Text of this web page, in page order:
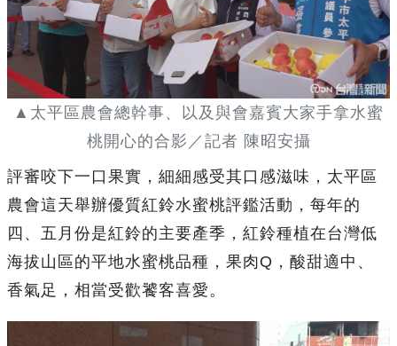
▲太平區農會總幹事、以及與會嘉賓大家手拿水蜜
桃開心的合影／記者 陳昭安攝
評審咬下一口果實，細細感受其口感滋味，太平區
農會這天舉辦優質紅鈴水蜜桃評鑑活動，每年的
四、五月份是紅鈴的主要產季，紅鈴種植在台灣低
海拔山區的平地水蜜桃品種，果肉Q，酸甜適中、
香氣足，相當受歡饕客喜愛。